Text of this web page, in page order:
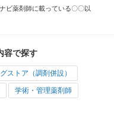
ビ薬剤師に載っている〇〇以
容で探す
ストア（調剤併設）
学術・管理薬剤師